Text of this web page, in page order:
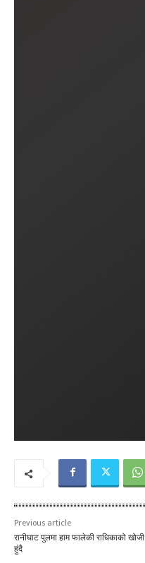
Previous article
रानीघाट पुलमा हाम फालेकी राधिकाको खोजी
हुंदै